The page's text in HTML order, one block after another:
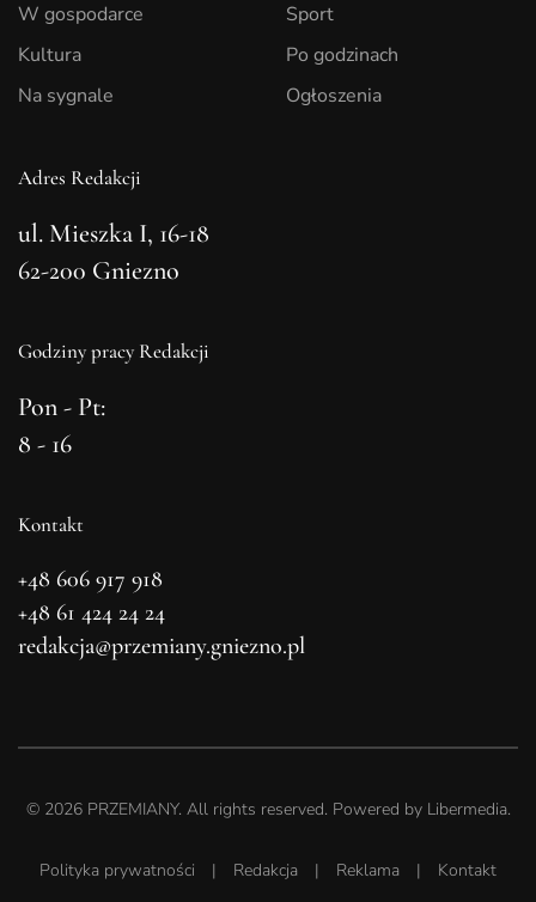
W gospodarce
Kultura
Na sygnale
Sport
Po godzinach
Ogłoszenia
Adres Redakcji
ul. Mieszka I, 16-18
62-200 Gniezno
Godziny pracy Redakcji
Pon - Pt:
8 - 16
Kontakt
+48 606 917 918
+48 61 424 24 24
redakcja@przemiany.gniezno.pl
© 2026PRZEMIANY. All rights reserved. Powered by Libermedia.
Polityka prywatności | Redakcja | Reklama | Kontakt